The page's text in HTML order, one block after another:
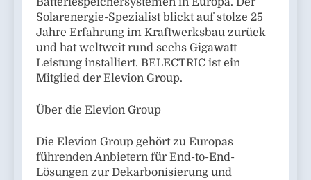
Solarenergie-Spezialist blickt auf stolze 25
Jahre Erfahrung im Kraftwerksbau zurück
und hat weltweit rund sechs Gigawatt
Leistung installiert. BELECTRIC ist ein
Mitglied der Elevion Group.
Über die Elevion Group
Die Elevion Group gehört zu Europas
führenden Anbietern für End-to-End-
Lösungen zur Dekarbonisierung und